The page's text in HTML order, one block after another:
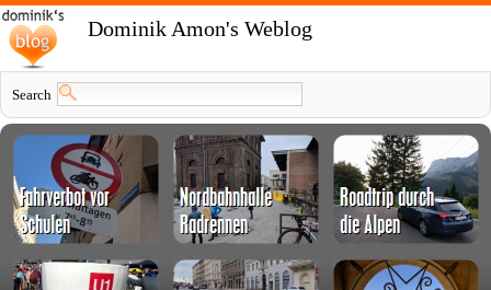
Dominik Amon's Weblog
Search